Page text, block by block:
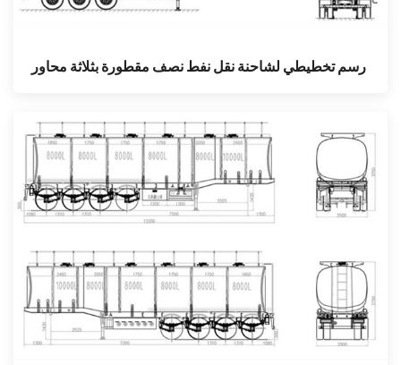
رسم تخطيطي لشاحنة نقل نفط نصف مقطورة بثلاثة محاور